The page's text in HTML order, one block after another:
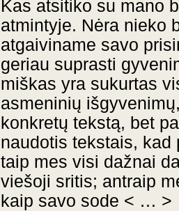
Kas atsitiko su mano
atmintyje. Nėra nieko
atgaiviname savo
geriau suprasti
miškas yra sukurtas
asmeninių
konkretų tekstą, bet
naudotis tekstais, kad
taip mes visi dažnai
viešoji sritis; antraip
kaip savo sode < … >